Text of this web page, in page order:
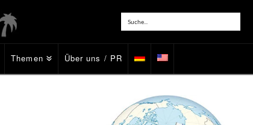
Themen Über uns / PR